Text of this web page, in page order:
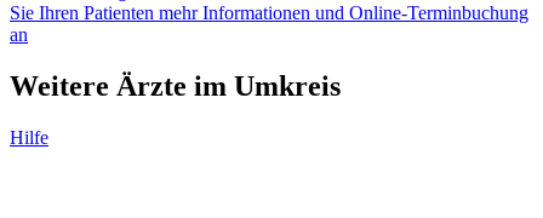
Sie Ihren Patienten mehr Informationen und Online-Terminbuchung
an
Weitere Ärzte im Umkreis
Hilfe